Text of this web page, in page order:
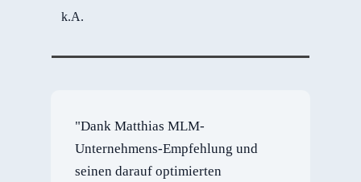
k.A.
"Dank Matthias MLM-
Unternehmens-Empfehlung und
seinen darauf optimierten